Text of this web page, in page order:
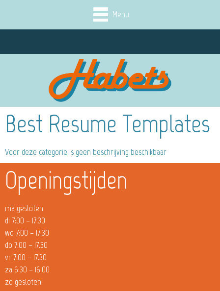
Menu
Best Resume Templates
Voor deze categorie is geen beschrijving beschikbaar
Openingstijden
ma gesloten
di 7:00 – 17.30
wo 7:00 – 17.30
do 7:00 – 17.30
vr 7:00 – 17.30
za 6:30 – 16:00
zo gesloten